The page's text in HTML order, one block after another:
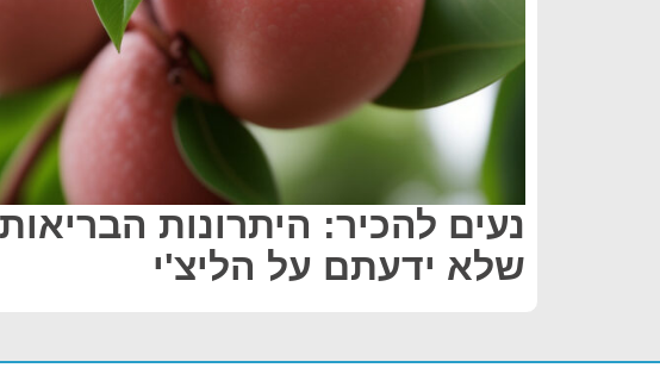
נעים להכיר: היתרונות
שלא ידעתם על הליצ'י